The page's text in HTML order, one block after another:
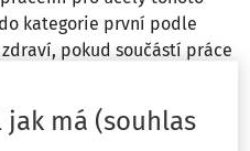
kategorie první podle
pokud součástí práce
to vše bude znamenat pro
řádcích.
jak má (souhlas